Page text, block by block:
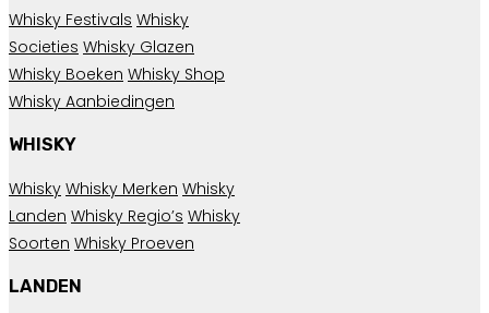
Whisky Festivals Whisky
Societies Whisky Glazen
Whisky Boeken Whisky Shop
Whisky Aanbiedingen
WHISKY
Whisky Whisky Merken Whisky
Landen Whisky Regio’s Whisky
Soorten Whisky Proeven
LANDEN